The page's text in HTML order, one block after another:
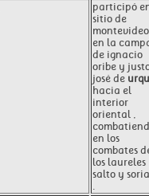
participó
sitio de
en la
de ignacio
oribe y
josé de
hacia el
interior
oriental ,
en los
combates
los laureles
salto y
.